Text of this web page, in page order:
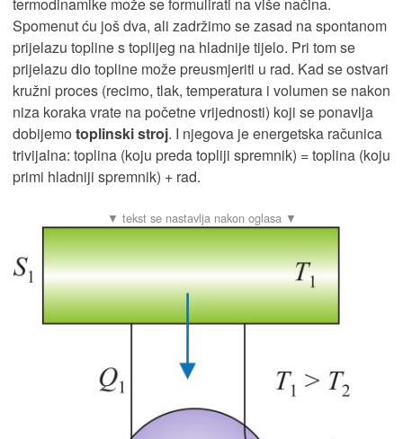
Spomenut ću još dva, ali zadržimo se zasad na spontanom
prijelazu topline s toplijeg na hladnije tijelo. Pri tom se
prijelazu dio topline može preusmjeriti u rad. Kad se ostvari
kružni proces (recimo, tlak, temperatura i volumen se nakon
niza koraka vrate na početne vrijednosti) koji se ponavlja
dobijemo toplinski stroj. I njegova je energetska računica
trivijalna: toplina (koju preda topliji spremnik) = toplina (koju
primi hladniji spremnik) + rad.